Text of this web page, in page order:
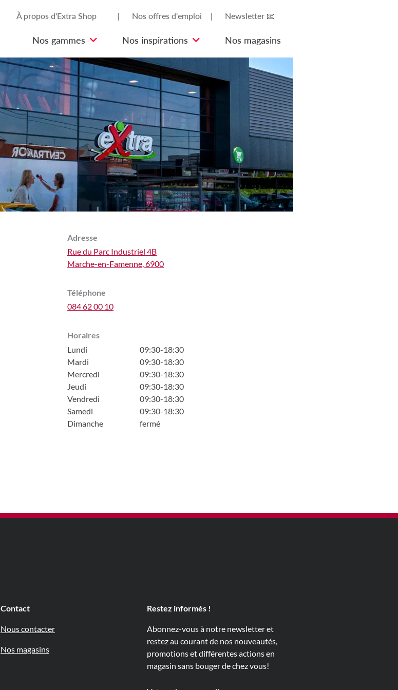
À propos d'Extra Shop 🇧🇪 Nos offres d'emploi Newsletter 📧
Nos gammes Nos inspirations Nos magasins
Adresse
Rue du Parc Industriel 4B
Marche-en-Famenne,6900
Téléphone
084 62 00 10
Horaires
Lundi
Mardi
Mercredi
Jeudi
Vendredi
Samedi
Dimanche
09:30-18:30
09:30-18:30
09:30-18:30
09:30-18:30
09:30-18:30
09:30-18:30
fermé
Contact
Nous contacter
Nos magasins
Restez informés !
Abonnez-vous à notre newsletter et
restez au courant de nos nouveautés,
promotions et différentes actions en
magasin sans bouger de chez vous!